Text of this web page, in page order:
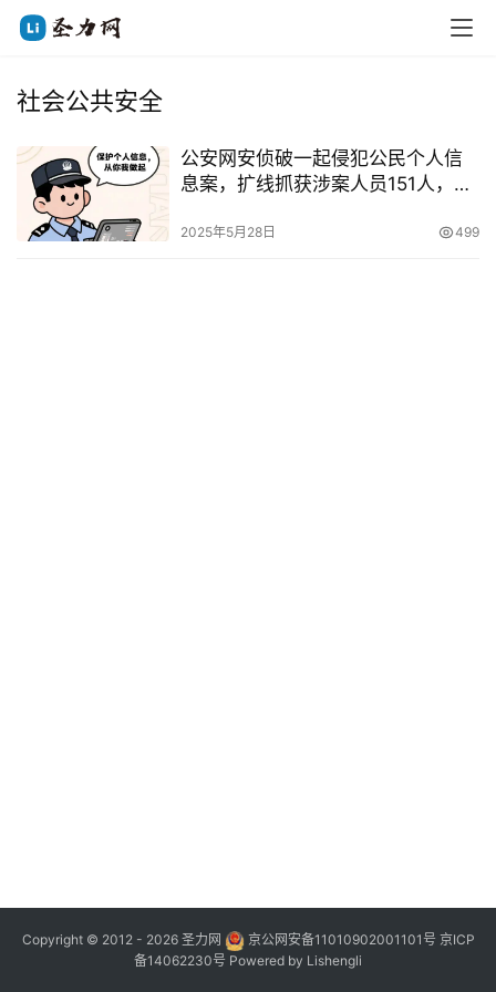
社会公共安全
公安网安侦破一起侵犯公民个人信
息案，扩线抓获涉案人员151人，涉
2025年5月28日 499
Copyright © 2012 - 2026 圣力网 京公网安备11010902001101号 京ICP
备14062230号 Powered by Lishengli